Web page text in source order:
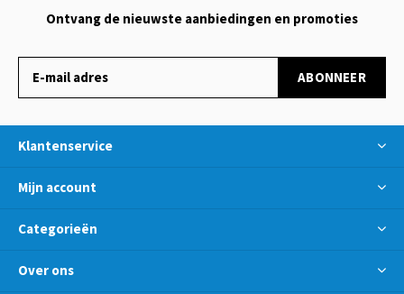
Ontvang de nieuwste aanbiedingen en promoties
ABONNEER
Klantenservice
Mijn account
Categorieën
Over ons